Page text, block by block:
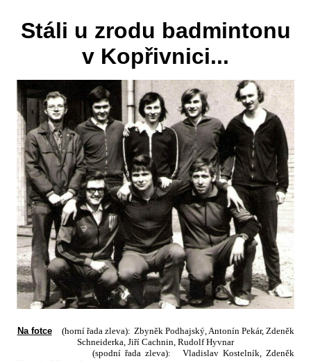
Stáli u zrodu badmintonu
v Kopřivnici...
Na fotce (horní řada zleva): Zbyněk Podhajský, Antonín Pekár, Zdeněk
Schneiderka, Jiří Cachnin, Rudolf Hyvnar
(spodní řada zleva):
Vladislav Kostelník, Zdeněk